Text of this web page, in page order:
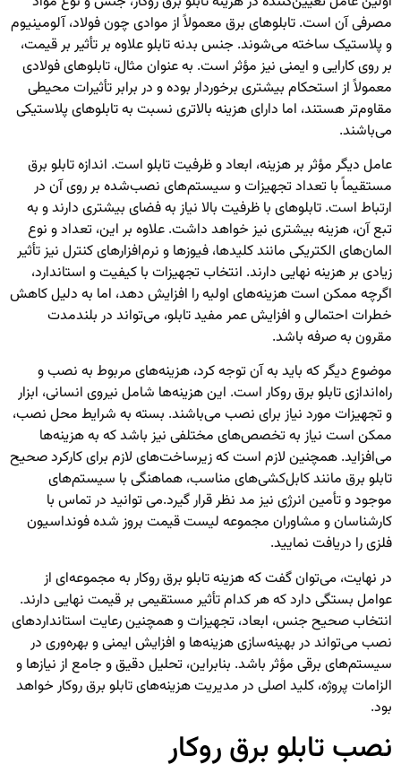
مصرفی آن است. تابلوهای برق معمولاً از موادی چون فولاد، آلومینیوم
و پلاستیک ساخته می‌شوند. جنس بدنه تابلو علاوه بر تأثیر بر قیمت،
بر روی کارایی و ایمنی نیز مؤثر است. به عنوان مثال، تابلوهای فولادی
معمولاً از استحکام بیشتری برخوردار بوده و در برابر تأثیرات محیطی
مقاوم‌تر هستند، اما دارای هزینه بالاتری نسبت به تابلوهای پلاستیکی
می‌باشند.
عامل دیگر مؤثر بر هزینه، ابعاد و ظرفیت تابلو است. اندازه تابلو برق
مستقیماً با تعداد تجهیزات و سیستم‌های نصب‌شده بر روی آن در
ارتباط است. تابلوهای با ظرفیت بالا نیاز به فضای بیشتری دارند و به
تبع آن، هزینه بیشتری نیز خواهد داشت. علاوه بر این، تعداد و نوع
المان‌های الکتریکی مانند کلیدها، فیوزها و نرم‌افزارهای کنترل نیز تأثیر
زیادی بر هزینه نهایی دارند. انتخاب تجهیزات با کیفیت و استاندارد،
اگرچه ممکن است هزینه‌های اولیه را افزایش دهد، اما به دلیل کاهش
خطرات احتمالی و افزایش عمر مفید تابلو، می‌تواند در بلندمدت
مقرون به صرفه باشد.
موضوع دیگر که باید به آن توجه کرد، هزینه‌های مربوط به نصب و
راه‌اندازی تابلو برق روکار است. این هزینه‌ها شامل نیروی انسانی، ابزار
و تجهیزات مورد نیاز برای نصب می‌باشند. بسته به شرایط محل نصب،
ممکن است نیاز به تخصص‌های مختلفی نیز باشد که به هزینه‌ها
می‌افزاید. همچنین لازم است که زیرساخت‌های لازم برای کارکرد صحیح
تابلو برق مانند کابل‌کشی‌های مناسب، هماهنگی با سیستم‌های
موجود و تأمین انرژی نیز مد نظر قرار گیرد.می توانید در تماس با
کارشناسان و مشاوران مجموعه لیست قیمت بروز شدهفونداسیون
فلزیرا دریافت نمایید.
در نهایت، می‌توان گفت که هزینه تابلو برق روکار به مجموعه‌ای از
عوامل بستگی دارد که هر کدام تأثیر مستقیمی بر قیمت نهایی دارند.
انتخاب صحیح جنس، ابعاد، تجهیزات و همچنین رعایت استانداردهای
نصب می‌تواند در بهینه‌سازی هزینه‌ها و افزایش ایمنی و بهره‌وری در
سیستم‌های برقی مؤثر باشد. بنابراین، تحلیل دقیق و جامع از نیازها و
الزامات پروژه، کلید اصلی در مدیریت هزینه‌های تابلو برق روکار خواهد
بود.
نصب تابلو برق روکار